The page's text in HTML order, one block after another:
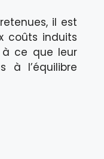
il est
coûts induits
ce que leur
à l’équilibre